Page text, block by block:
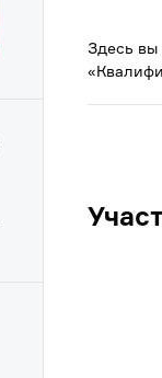
Здесь вы